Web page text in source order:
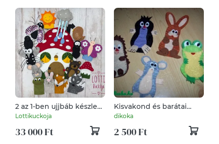
2 az 1-ben ujjbáb készlet:
A vityilló és A gomba
alatt c. mesék
Lottikuckoja
33 000 Ft
Kisvakond és barátai
ujjbábkészlet
dikoka
2 500 Ft